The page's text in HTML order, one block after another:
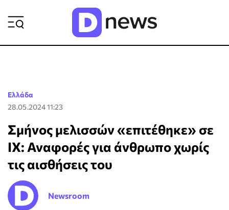
Ελλάδα
28.05.2024 11:23
Σμήνος μελισσών «επιτέθηκε» σε
ΙΧ: Αναφορές για άνθρωπο χωρίς
τις αισθήσεις του
Newsroom